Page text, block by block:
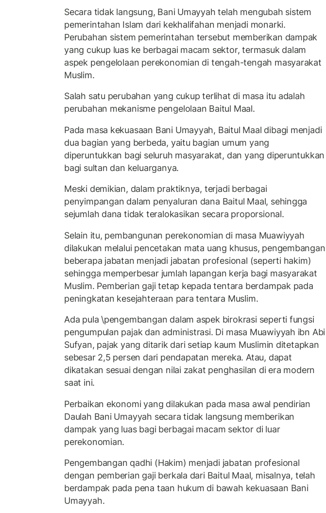
Secara tidak langsung, Bani Umayyah telah mengubah sistem
pemerintahan Islam dari kekhalifahan menjadi monarki.
Perubahan sistem pemerintahan tersebut memberikan dampak
yang cukup luas ke berbagai macam sektor, termasuk dalam
aspek pengelolaan perekonomian di tengah-tengah masyarakat
Muslim.
Salah satu perubahan yang cukup terlihat di masa itu adalah
perubahan mekanisme pengelolaan Baitul Maal.
Pada masa kekuasaan Bani Umayyah, Baitul Maal dibagi menjadi
dua bagian yang berbeda, yaitu bagian umum yang
diperuntukkan bagi seluruh masyarakat, dan yang diperuntukkan
bagi sultan dan keluarganya.
Meski demikian, dalam praktiknya, terjadi berbagai
penyimpangan dalam penyaluran dana Baitul Maal, sehingga
sejumlah dana tidak teralokasikan secara proporsional.
Selain itu, pembangunan perekonomian di masa Muawiyyah
dilakukan melalui pencetakan mata uang khusus, pengembangan
beberapa jabatan menjadi jabatan profesional (seperti hakim)
sehingga memperbesar jumlah lapangan kerja bagi masyarakat
Muslim. Pemberian gaji tetap kepada tentara berdampak pada
peningkatan kesejahteraan para tentara Muslim.
Ada pula \pengembangan dalam aspek birokrasi seperti fungsi
pengumpulan pajak dan administrasi. Di masa Muawiyyah ibn Abi
Sufyan, pajak yang ditarik dari setiap kaum Muslimin ditetapkan
sebesar 2,5 persen dari pendapatan mereka. Atau, dapat
dikatakan sesuai dengan nilai zakat penghasilan di era modern
saat ini.
Perbaikan ekonomi yang dilakukan pada masa awal pendirian
Daulah Bani Umayyah secara tidak langsung memberikan
dampak yang luas bagi berbagai macam sektor di luar
perekonomian.
Pengembangan qadhi (Hakim) menjadi jabatan profesional
dengan pemberian gaji berkala dari Baitul Maal, misalnya, telah
berdampak pada pena taan hukum di bawah kekuasaan Bani
Umayyah.